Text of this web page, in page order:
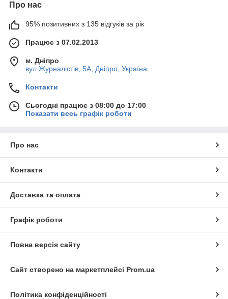
Про нас
95% позитивних з 135 відгуків за рік
Працює з 07.02.2013
м. Дніпро
вул.Журналістів, 5А, Дніпро, Україна
Контакти
Сьогодні працює з 08:00 до 17:00
Показати весь графік роботи
Про нас
Контакти
Доставка та оплата
Графік роботи
Повна версія сайту
Сайт створено на маркетплейсі Prom.ua
Політика конфіденційності